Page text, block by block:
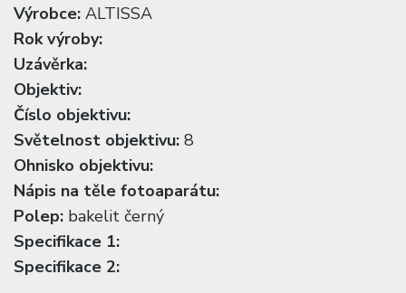
Výrobce: ALTISSA
Rok výroby:
Uzávěrka:
Objektiv:
Číslo objektivu:
Světelnost objektivu: 8
Ohnisko objektivu:
Nápis na těle fotoaparátu:
Polep: bakelit černý
Specifikace 1:
Specifikace 2: